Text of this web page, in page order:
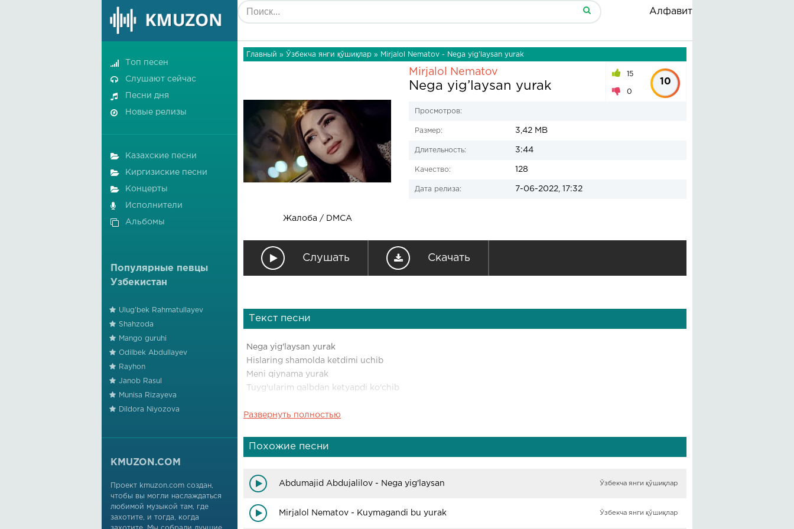
Алфавит
Главный » Ўзбекча янги қўшиқлар » Mirjalol Nematov - Nega yig’laysan yurak
Жалоба / DMCA
Mirjalol Nematov
Nega yig’laysan yurak
15
0
10
Просмотров:
Размер: 3,42 MB
Длительность: 3:44
Качество: 128
Дата релиза: 7-06-2022, 17:32
Слушать Скачать
Текст песни
Nega yig'laysan yurak
Hislaring shamolda ketdimi uchib
Meni qiynama yurak
Tuyg'ularim qalbdan ketyapdi ko'chib
Do'stlarim dushman qadarcha
Men azob chaekdima ancha
O'zimni poralab poralab poralab
Qadamim sanab charchamas
Foyda topdingizmi meni
Qoralab qoralab qoralab
Развернуть полностью
Похожие песни
Abdumajid Abdujalilov - Nega yig'laysan Ўзбекча янги қўшиқлар
Mirjalol Nematov - Kuymagandi bu yurak Ўзбекча янги қўшиқлар
Топ песен
Слушают сейчас
Песни дня
Новые релизы
Казахские песни
Киргизиские песни
Концерты
Исполнители
Альбомы
Популярные певцы
Узбекистан
Ulug'bek Rahmatullayev
Shahzoda
Mango guruhi
Odilbek Abdullayev
Rayhon
Janob Rasul
Munisa Rizayeva
Dildora Niyozova
KMUZON.COM
Проект kmuzon.com создан,
чтобы вы могли наслаждаться
любимой музыкой там, где
захотите, и тогда, когда